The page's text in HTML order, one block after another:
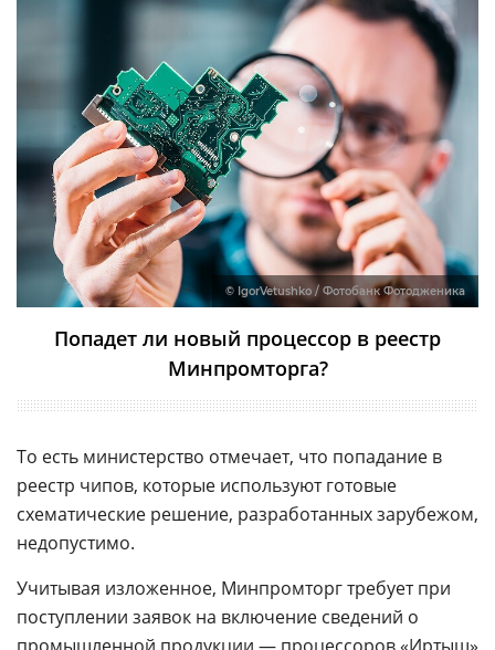
© IgorVetushko / Фотобанк Фотодженика
Попадет ли новый процессор в реестр
Минпромторга?
То есть министерство отмечает, что попадание в
реестр чипов, которые используют готовые
схематические решение, разработанных зарубежом,
недопустимо.
Учитывая изложенное, Минпромторг требует при
поступлении заявок на включение сведений о